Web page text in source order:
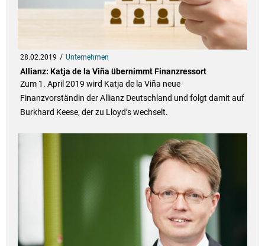
28.02.2019 Unternehmen
Allianz: Katja de la Viña übernimmt Finanzressort
Zum 1. April 2019 wird Katja de la Viña neue
Finanzvorständin der Allianz Deutschland und folgt damit auf
Burkhard Keese, der zu Lloyd’s wechselt.